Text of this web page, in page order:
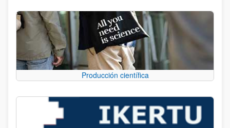
Producción científica